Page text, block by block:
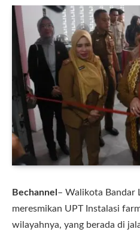
Bechannel – Walikota Bandar
meresmikan UPT Instalasi
wilayahnya, yang berada di